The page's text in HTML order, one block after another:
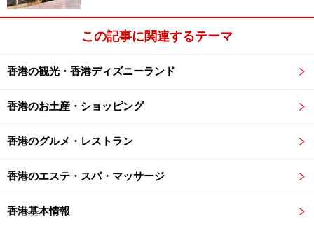
この記事に関連するテーマ
香港の観光・香港ディズニーランド
香港のお土産・ショッピング
香港のグルメ・レストラン
香港のエステ・スパ・マッサージ
香港基本情報